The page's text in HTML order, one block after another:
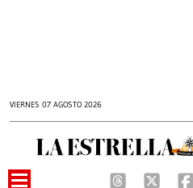
VIERNES 07 AGOSTO 2026